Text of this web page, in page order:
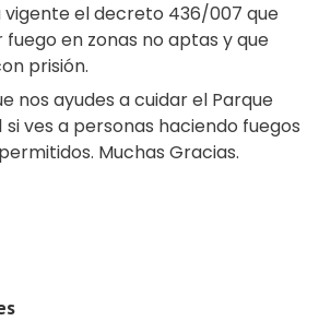
vigente el decreto 436/007 que
en zonas no aptas y que
prisión.
nos ayudes a cuidar el Parque
si ves a personas haciendo fuegos
Muchas Gracias.